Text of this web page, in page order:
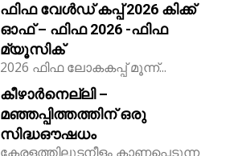
ഫിഫ വേൾഡ് കപ്പ് 2026 കിക്ക്‌
ഓഫ് – ഫിഫ 2026 -ഫിഫ
മ്യൂസിക്
2026 ഫിഫ ലോകകപ്പ് മൂന്ന്...
കീഴാർനെല്ലി –
മഞ്ഞപ്പിത്തത്തിന് ഒരു
സിദ്ധഔഷധം
കേരളത്തിലുടനീളം കാണപ്പെടുന്ന